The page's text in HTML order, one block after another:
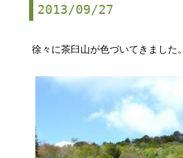
2013/09/27
徐々に茶臼山が色づいてきました。